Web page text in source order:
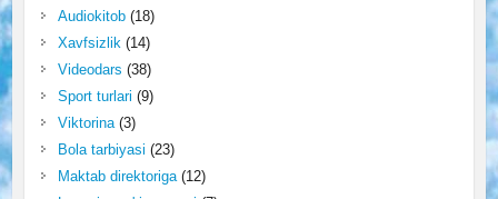
Audiokitob(18)
Xavfsizlik(14)
Videodars (38)
Sport turlari (9)
Viktorina(3)
Bola tarbiyasi (23)
Maktab direktoriga(12)